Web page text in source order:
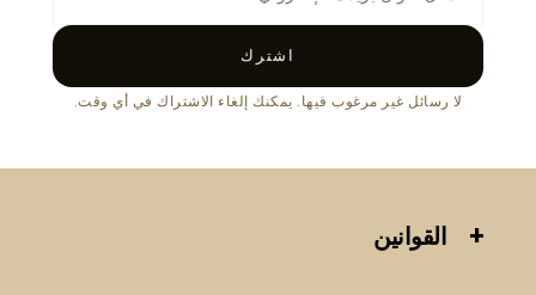
اشترك
لا رسائل غير مرغوب فيها. يمكنك إلغاء الاشتراك في أي وقت.
القوانين